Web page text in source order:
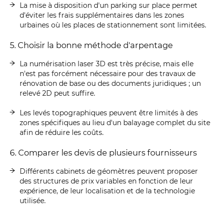
La mise à disposition d'un parking sur place permet
d'éviter les frais supplémentaires dans les zones
urbaines où les places de stationnement sont limitées.
5. Choisir la bonne méthode d'arpentage
La numérisation laser 3D est très précise, mais elle
n'est pas forcément nécessaire pour des travaux de
rénovation de base ou des documents juridiques ; un
relevé 2D peut suffire.
Les levés topographiques peuvent être limités à des
zones spécifiques au lieu d'un balayage complet du site
afin de réduire les coûts.
6. Comparer les devis de plusieurs fournisseurs
Différents cabinets de géomètres peuvent proposer
des structures de prix variables en fonction de leur
expérience, de leur localisation et de la technologie
utilisée.